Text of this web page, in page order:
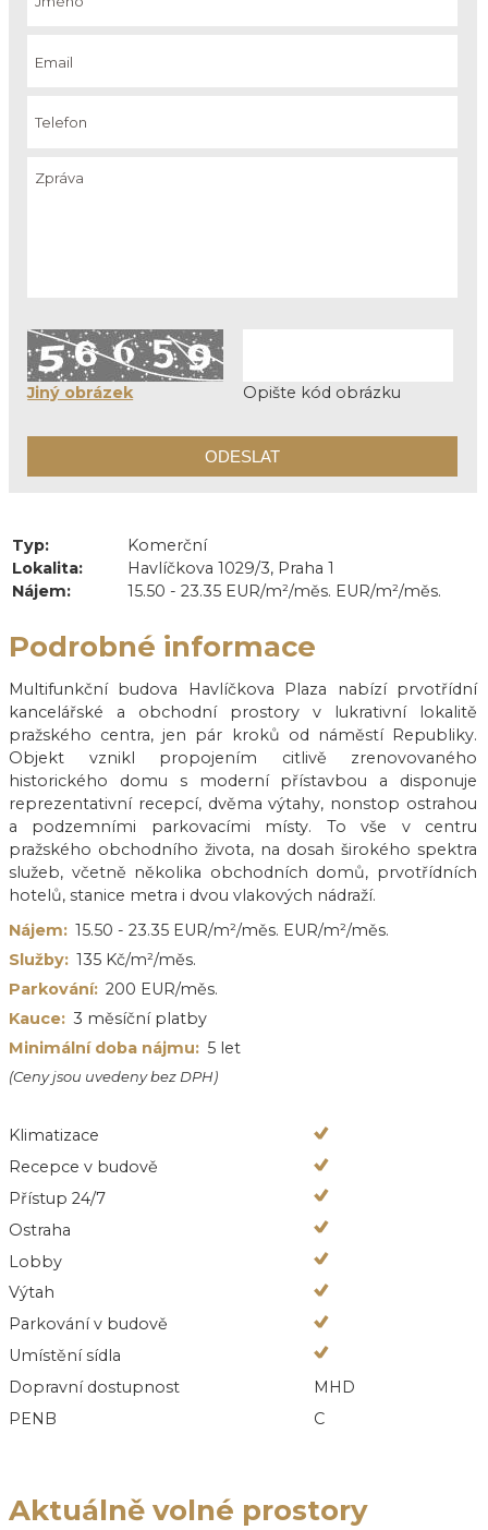
Jiný obrázek Opište kód obrázku
Typ:
Komerční
Lokalita:
Havlíčkova 1029/3, Praha 1
Nájem:
15.50 - 23.35 EUR/m²/měs. EUR/m²/měs.
Podrobné informace
Multifunkční budova Havlíčkova Plaza nabízí prvotřídní
kancelářské a obchodní prostory v lukrativní lokalitě
pražského centra, jen pár kroků od náměstí Republiky.
Objekt vznikl propojením citlivě zrenovovaného
historického domu s moderní přístavbou a disponuje
reprezentativní recepcí, dvěma výtahy, nonstop ostrahou
a podzemními parkovacími místy. To vše v centru
pražského obchodního života, na dosah širokého spektra
služeb, včetně několika obchodních domů, prvotřídních
hotelů, stanice metra i dvou vlakových nádraží.
Nájem: 15.50 - 23.35 EUR/m²/měs. EUR/m²/měs.
Služby: 135 Kč/m²/měs.
Parkování: 200 EUR/měs.
Kauce: 3 měsíční platby
Minimální doba nájmu: 5 let
(Ceny jsou uvedeny bez DPH)
Klimatizace
Recepce v budově
Přístup 24/7
Ostraha
Lobby
Výtah
Parkování v budově
Umístění sídla
Dopravní dostupnost
MHD
PENB
C
Aktuálně volné prostory